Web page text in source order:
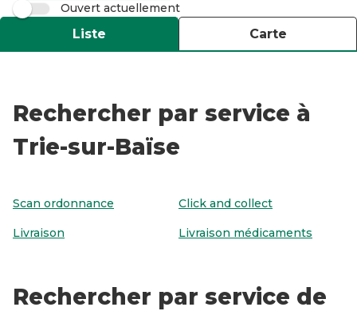
Ouvert actuellement
Liste Carte
Rechercher par service à
Trie-sur-Baïse
Scan ordonnance Click and collect
Livraison Livraison médicaments
Rechercher par service de